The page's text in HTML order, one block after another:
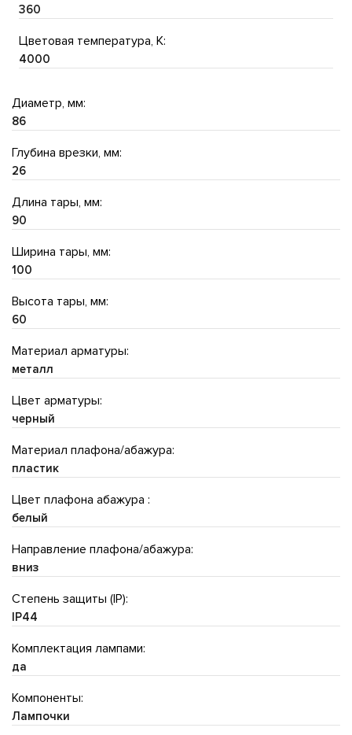
360
Цветовая температура, K:
4000
Диаметр, мм:
86
Глубина врезки, мм:
26
Длина тары, мм:
90
Ширина тары, мм:
100
Высота тары, мм:
60
Материал арматуры:
металл
Цвет арматуры:
черный
Материал плафона/абажура:
пластик
Цвет плафона абажура :
белый
Направление плафона/абажура:
вниз
Степень защиты (IP):
IP44
Комплектация лампами:
да
Компоненты:
Лампочки